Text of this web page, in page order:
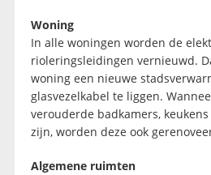
Woning
In alle woningen worden de
rioleringsleidingen vernieuwd.
woning een nieuwe
glasvezelkabel te liggen.
verouderde badkamers,
zijn, worden deze ook
Algemene ruimten